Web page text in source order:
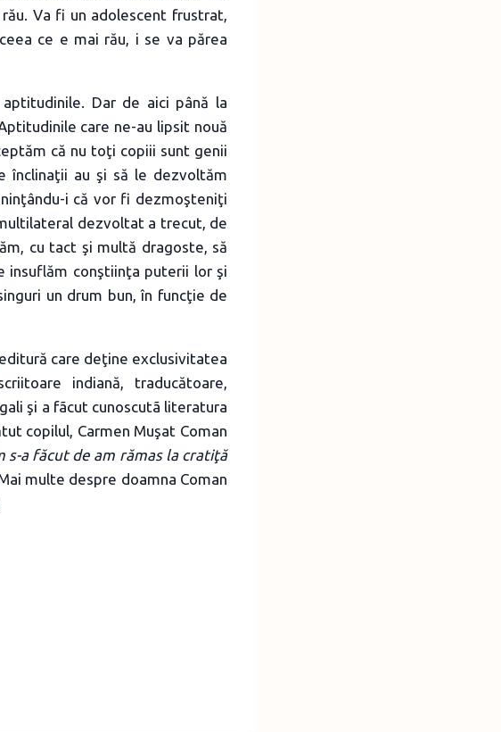
Va fi un adolescent frustrat,
ce e mai rău, i se va părea
Dar de aici până la
care ne-au lipsit nouă
că nu toţi copiii sunt genii
înclinaţii au şi să le dezvoltăm
i că vor fi dezmoşteniţi
dezvoltat a trecut, de
cu tact şi multă dragoste, să
conştiinţa puterii lor şi
un drum bun, în funcţie de
care deţine exclusivitatea
indiană, traducătoare,
şi a fãcut cunoscutã literatura
copilul, Carmen Muşat Coman
s-a făcut de am rămas la cratiţă
multe despre doamna Coman